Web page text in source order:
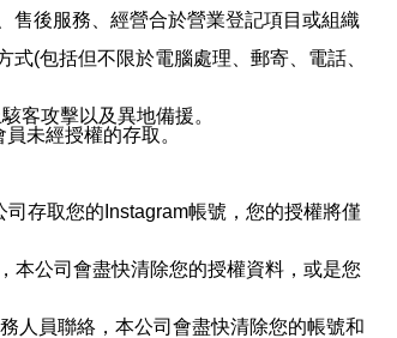
售後服務、經營合於營業登記項目或組織
(包括但不限於電腦處理、郵寄、電話、
客攻擊以及異地備援。
未經授權的存取。
存取您的Instagram帳號，您的授權將僅
本公司會盡快清除您的授權資料，或是您
人員聯絡，本公司會盡快清除您的帳號和